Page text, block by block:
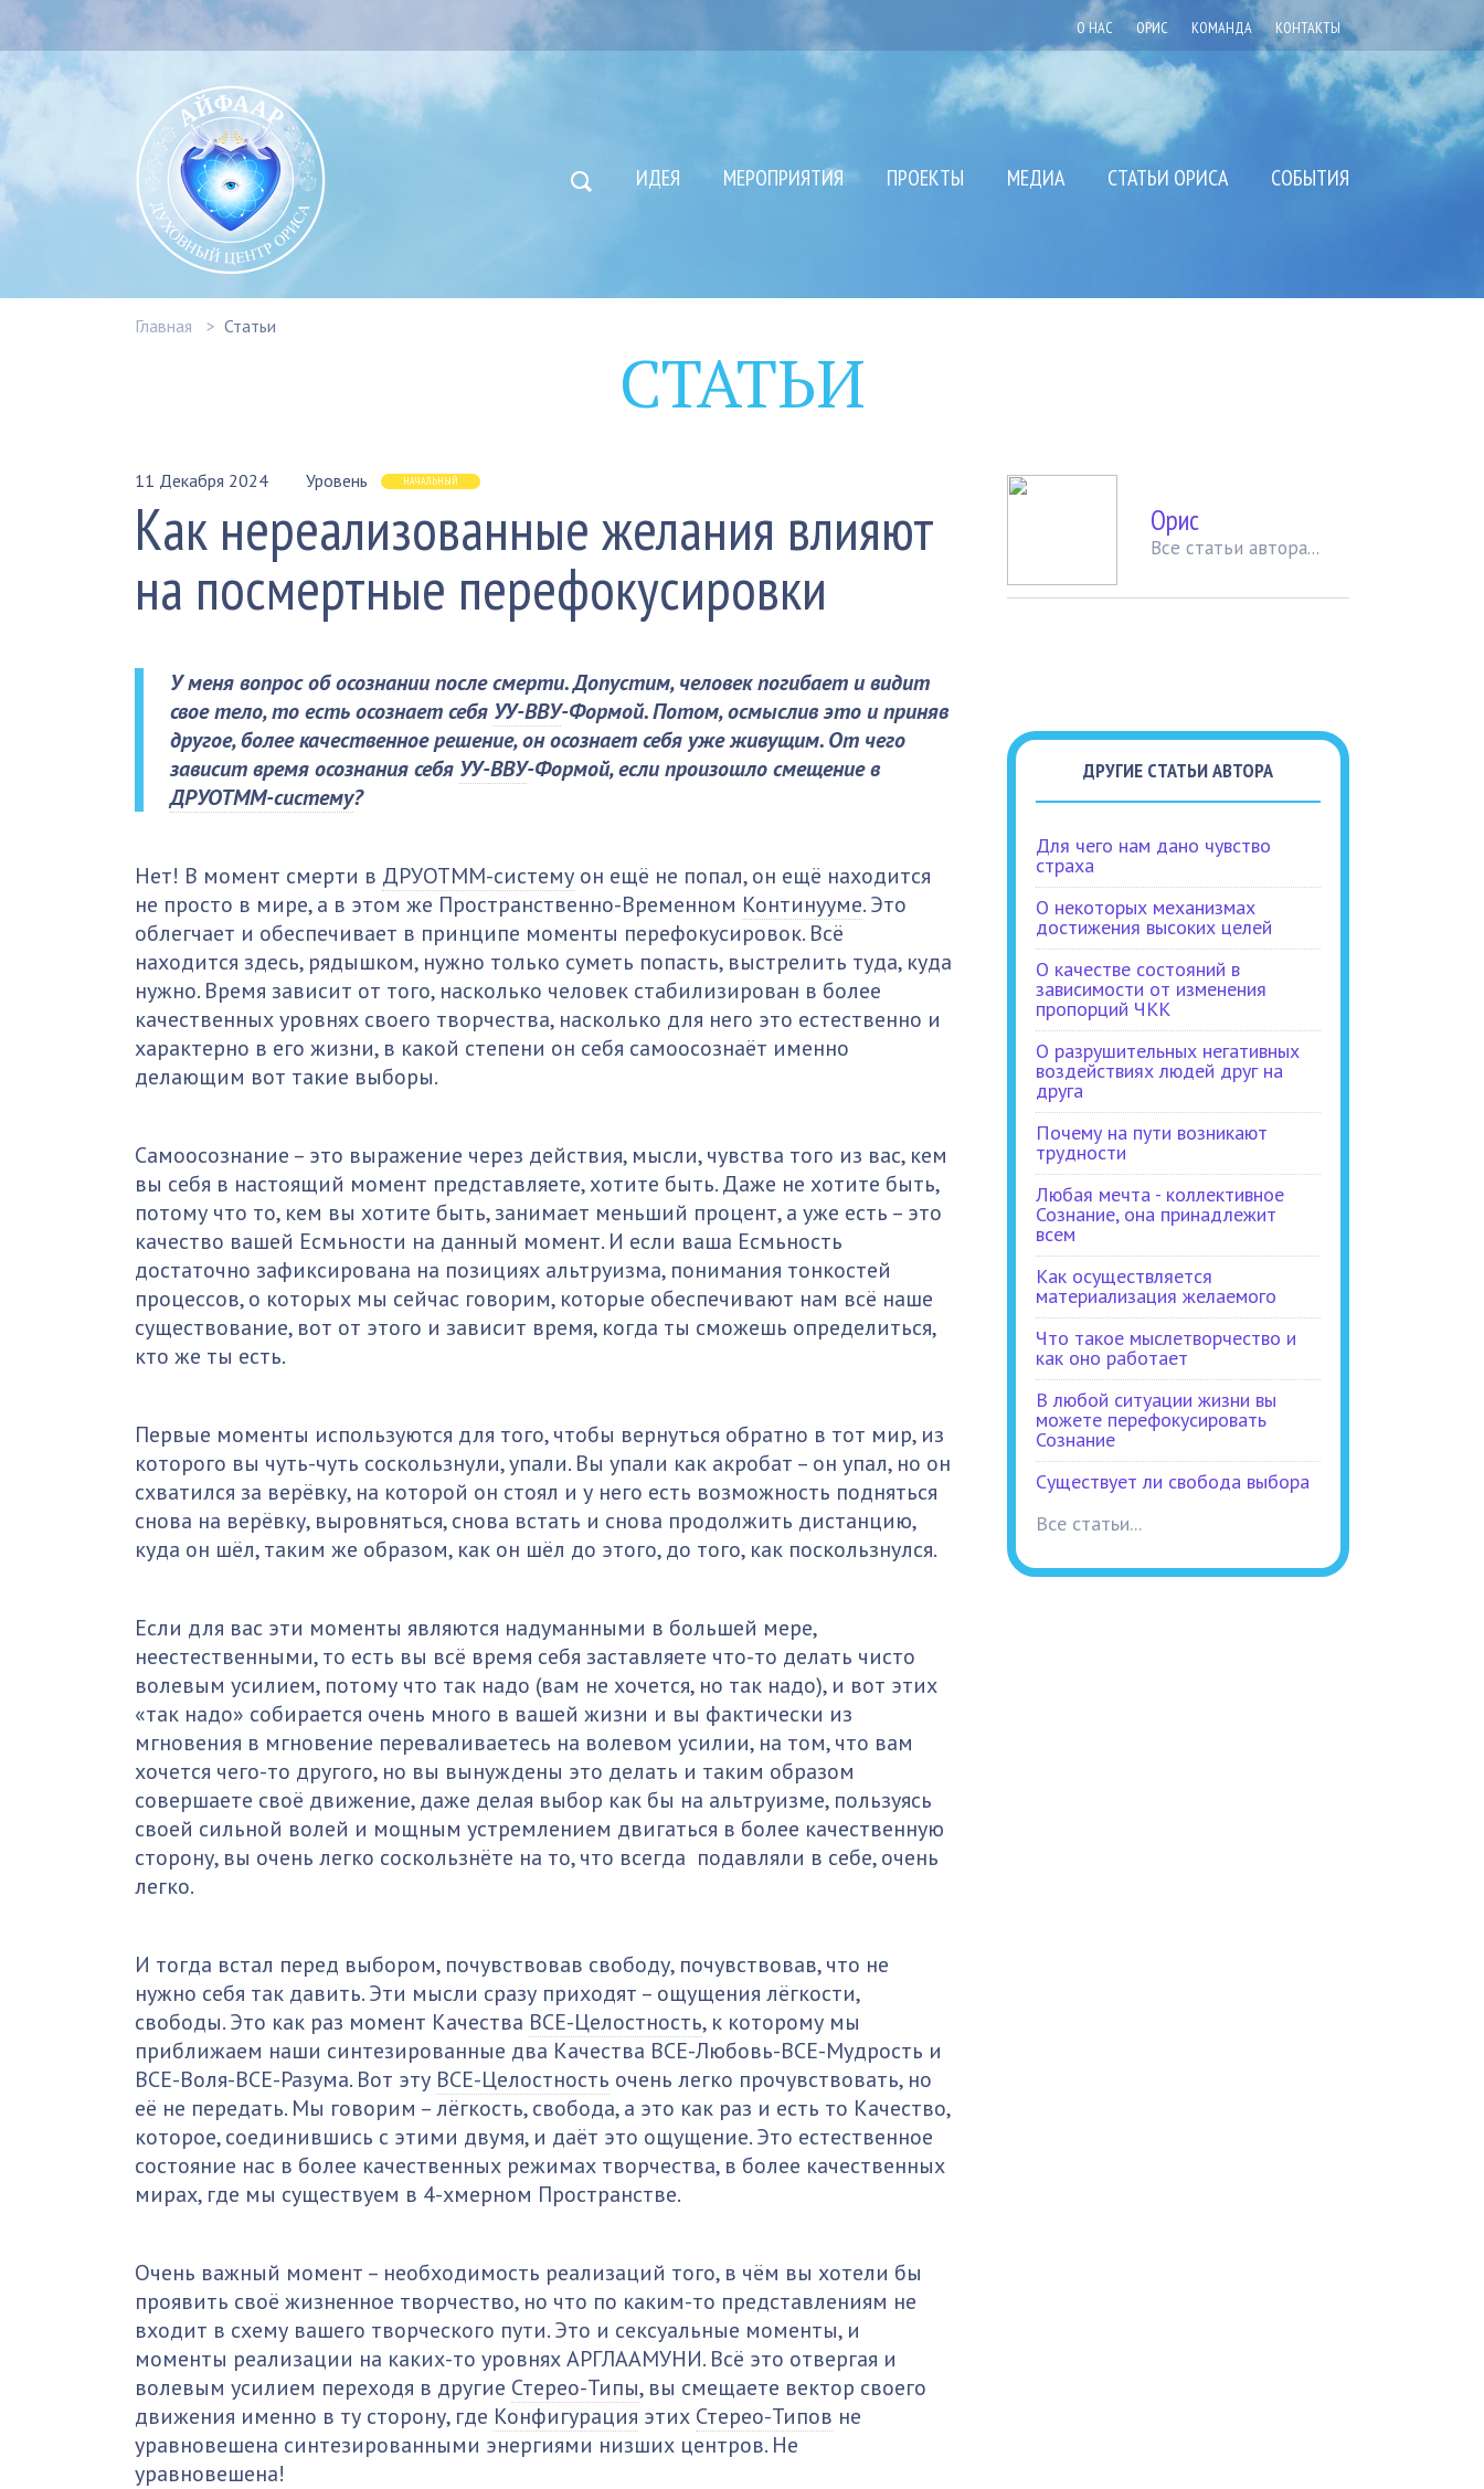
О НАС ОРИС КОМАНДА КОНТАКТЫ
ИДЕЯ МЕРОПРИЯТИЯ ПРОЕКТЫ МЕДИА СТАТЬИ ОРИСА СОБЫТИЯ
Главная Статьи
СТАТЬИ
11 Декабря 2024 Уровень НАЧАЛЬНЫЙ
Как нереализованные желания влияют
на посмертные перефокусировки
У меня вопрос об осознании после смерти. Допустим, человек погибает и видит
свое тело, то есть осознает себя УУ-ВВУ-Формой. Потом, осмыслив это и приняв
другое, более качественное решение, он осознает себя уже живущим. От чего
зависит время осознания себя УУ-ВВУ-Формой, если произошло смещение в
ДРУОТММ-систему?
Нет! В момент смерти в ДРУОТММ-систему он ещё не попал, он ещё находится
не просто в мире, а в этом же Пространственно-Временном Континууме. Это
облегчает и обеспечивает в принципе моменты перефокусировок. Всё
находится здесь, рядышком, нужно только суметь попасть, выстрелить туда, куда
нужно. Время зависит от того, насколько человек стабилизирован в более
качественных уровнях своего творчества, насколько для него это естественно и
характерно в его жизни, в какой степени он себя самоосознаёт именно
делающим вот такие выборы.
Самоосознание – это выражение через действия, мысли, чувства того из вас, кем
вы себя в настоящий момент представляете, хотите быть. Даже не хотите быть,
потому что то, кем вы хотите быть, занимает меньший процент, а уже есть – это
качество вашей Есмьности на данный момент. И если ваша Есмьность
достаточно зафиксирована на позициях альтруизма, понимания тонкостей
процессов, о которых мы сейчас говорим, которые обеспечивают нам всё наше
существование, вот от этого и зависит время, когда ты сможешь определиться,
кто же ты есть.
Первые моменты используются для того, чтобы вернуться обратно в тот мир, из
которого вы чуть-чуть соскользнули, упали. Вы упали как акробат – он упал, но он
схватился за верёвку, на которой он стоял и у него есть возможность подняться
снова на верёвку, выровняться, снова встать и снова продолжить дистанцию,
куда он шёл, таким же образом, как он шёл до этого, до того, как поскользнулся.
Если для вас эти моменты являются надуманными в большей мере,
неестественными, то есть вы всё время себя заставляете что-то делать чисто
волевым усилием, потому что так надо (вам не хочется, но так надо), и вот этих
«так надо» собирается очень много в вашей жизни и вы фактически из
мгновения в мгновение переваливаетесь на волевом усилии, на том, что вам
хочется чего-то другого, но вы вынуждены это делать и таким образом
совершаете своё движение, даже делая выбор как бы на альтруизме, пользуясь
своей сильной волей и мощным устремлением двигаться в более качественную
сторону, вы очень легко соскользнёте на то, что всегда подавляли в себе, очень
легко.
И тогда встал перед выбором, почувствовав свободу, почувствовав, что не
нужно себя так давить. Эти мысли сразу приходят – ощущения лёгкости,
свободы. Это как раз момент Качества ВСЕ-Целостность, к которому мы
приближаем наши синтезированные два Качества ВСЕ-Любовь-ВСЕ-Мудрость и
ВСЕ-Воля-ВСЕ-Разума. Вот эту ВСЕ-Целостность очень легко прочувствовать, но
её не передать. Мы говорим – лёгкость, свобода, а это как раз и есть то Качество,
которое, соединившись с этими двумя, и даёт это ощущение. Это естественное
состояние нас в более качественных режимах творчества, в более качественных
мирах, где мы существуем в 4-хмерном Пространстве.
Очень важный момент – необходимость реализаций того, в чём вы хотели бы
проявить своё жизненное творчество, но что по каким-то представлениям не
входит в схему вашего творческого пути. Это и сексуальные моменты, и
моменты реализации на каких-то уровнях АРГЛААМУНИ. Всё это отвергая и
волевым усилием переходя в другие Стерео-Типы, вы смещаете вектор своего
движения именно в ту сторону, где Конфигурация этих Стерео-Типов не
уравновешена синтезированными энергиями низших центров. Не
уравновешена!
Орис
Вcе статьи автора...
ДРУГИЕ СТАТЬИ АВТОРА
Для чего нам дано чувство
страха
О некоторых механизмах
достижения высоких целей
О качестве состояний в
зависимости от изменения
пропорций ЧКК
О разрушительных негативных
воздействиях людей друг на
друга
Почему на пути возникают
трудности
Любая мечта - коллективное
Сознание, она принадлежит
всем
Как осуществляется
материализация желаемого
Что такое мыслетворчество и
как оно работает
В любой ситуации жизни вы
можете перефокусировать
Сознание
Существует ли свобода выбора
Все статьи...